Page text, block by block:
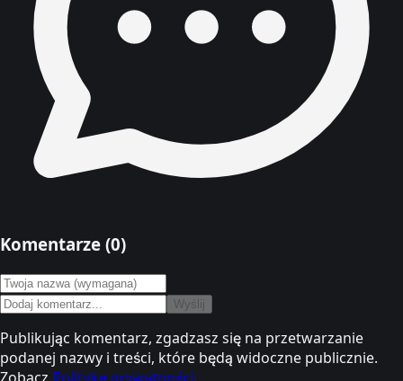
Komentarze (0)
Wyślij
Publikując komentarz, zgadzasz się na przetwarzanie
podanej nazwy i treści, które będą widoczne publicznie.
Zobacz Politykę prywatności.